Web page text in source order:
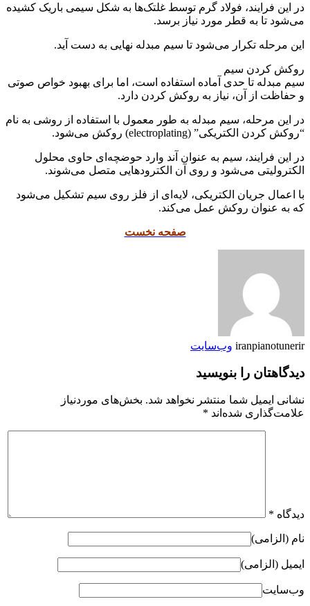
در این فرایند، فولاد گرم توسط غلتک‌ها به شکل سیمی باریک کشیده
می‌شود تا به قطر مورد نیاز برسد.
این مرحله تکرار می‌شود تا سیم مبدله نهایی به دست آید.
روکش کردن سیم
سیم مبدله تا حدی آماده استفاده است، اما برای بهبود خواص صوتی
و حفاظت از آن، نیاز به روکش کردن دارد.
در این مرحله، سیم مبدله به طور معمول با استفاده از روشی به نام
“روکش کردن الکتریکی” (electroplating) روکش می‌شود.
در این فرایند، سیم به عنوان آند وارد حوضچه‌ای حاوی محلول
الکترولیتی می‌شود و روی آن الکترودهایی متصل می‌شوند.
با اعمال جریان الکتریکی، لایه‌ای از فلز روی سیم تشکیل می‌شود
که به عنوان روکش عمل می‌کند.
صفحه نخست
iranpianotunerir وب‌سایت
دیدگاهتان را بنویسید
نشانی ایمیل شما منتشر نخواهد شد. بخش‌های موردنیاز
علامت‌گذاری شده‌اند *
دیدگاه *
نام (الزامی)
ایمیل (الزامی)
وب‌سایت